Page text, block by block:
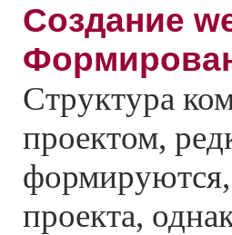
Создание
Структура
проектом,
проекта,